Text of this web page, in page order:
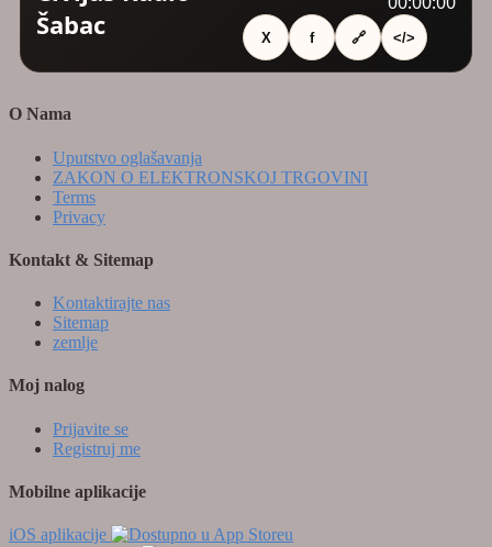
O Nama
Uputstvo oglašavanja
ZAKON O ELEKTRONSKOJ TRGOVINI
Terms
Privacy
Kontakt & Sitemap
Kontaktirajte nas
Sitemap
zemlje
Moj nalog
Prijavite se
Registruj me
Mobilne aplikacije
iOS aplikacije